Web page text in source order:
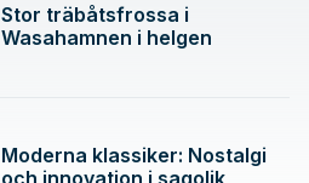
Stor träbåtsfrossa i
Wasahamnen i helgen
Moderna klassiker: Nostalgi